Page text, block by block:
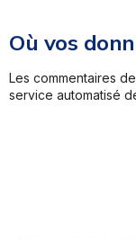
Où vos
Les commentaires
service automatisé